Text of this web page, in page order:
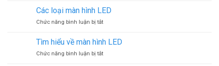
trong
và
trời
vụ
thi
công
kế
hàng
Các loại màn hình LED
Chức năng bình luận bị tắtở
loại
màn
hình
Tìm hiểu về màn hình LED
Chức năng bình luận bị tắtở